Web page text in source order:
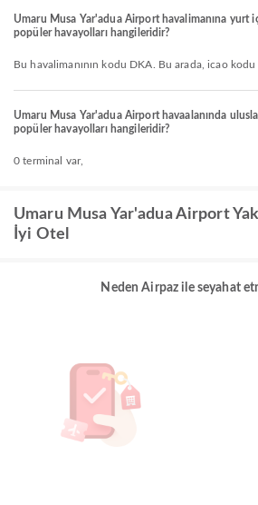
Umaru Musa Yar'adua Airport havalimanına yurt
popüler havayolları hangileridir?
Bu havalimanının kodu DKA. Bu arada, icao kodu
Umaru Musa Yar'adua Airport havaalanında
popüler havayolları hangileridir?
0 terminal var,
Umaru Musa Yar'adua Airport
İyi Otel
Neden Airpaz ile seyahat